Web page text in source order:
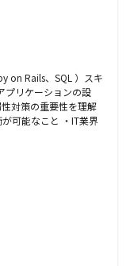
on Rails、SQL ）スキ
プリケーションの設
対策の重要性を理解
可能なこと ・IT業界